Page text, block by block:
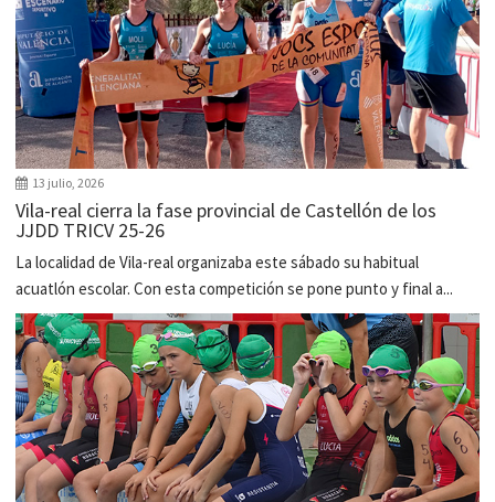
13 julio, 2026
Vila-real cierra la fase provincial de Castellón de los
JJDD TRICV 25-26
La localidad de Vila-real organizaba este sábado su habitual
acuatlón escolar. Con esta competición se pone punto y final a...